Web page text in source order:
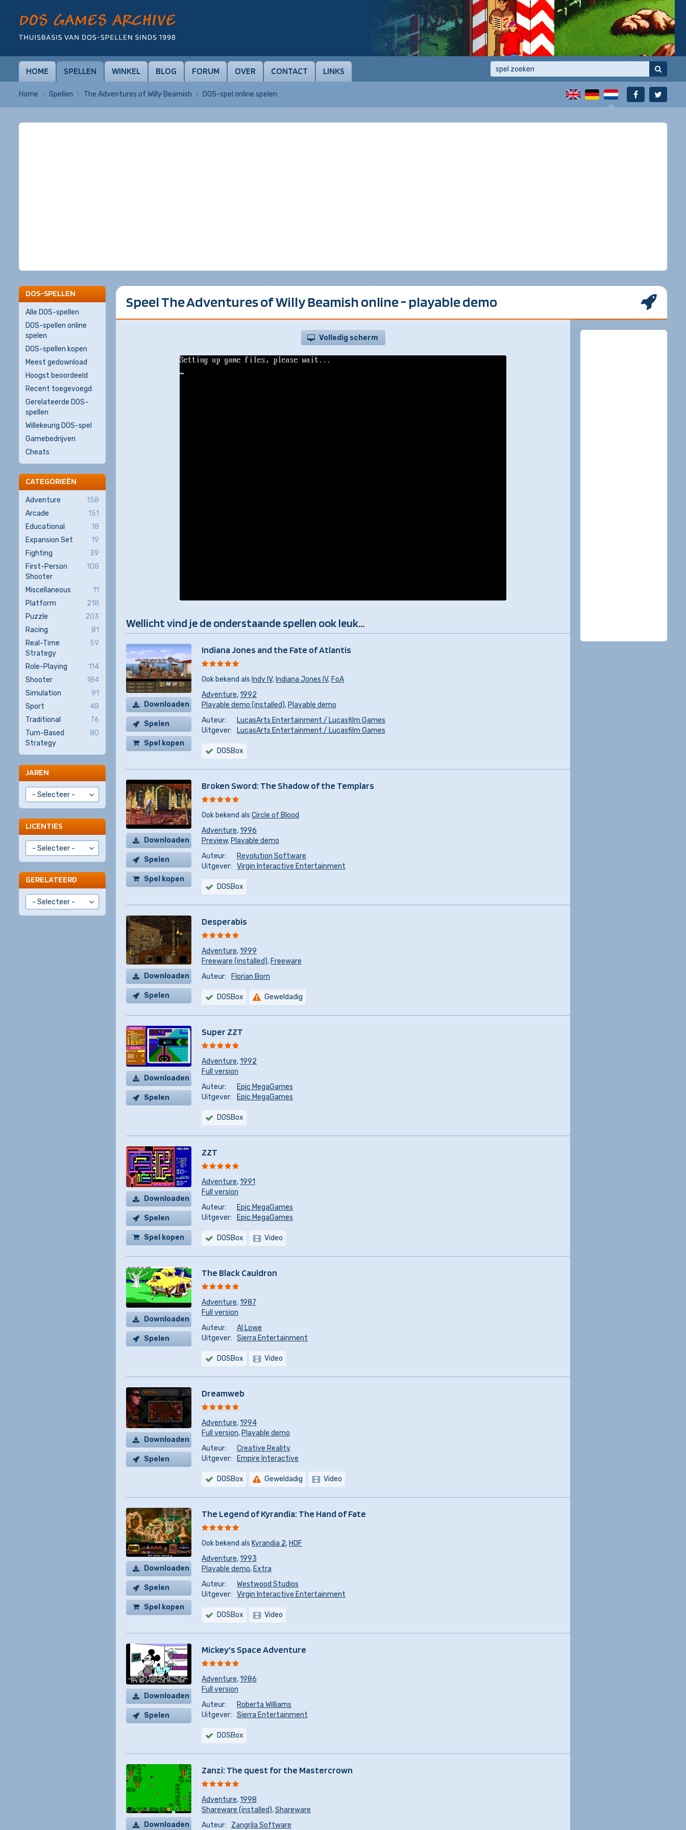
HOME SPELLEN WINKEL BLOG FORUM OVER CONTACT LINKS
Home Spellen The Adventures of Willy Beamish DOS-spel online spelen
Speel The Adventures of Willy Beamish online - playable demo
Volledig scherm
Wellicht vind je de onderstaande spellen ook leuk...
Downloaden
Spelen
Spel kopen
Indiana Jones and the Fate of Atlantis
Ook bekend als Indy IV, Indiana Jones IV, FoA
Adventure,1992
Playable demo (installed), Playable demo
Auteur:
LucasArts Entertainment / Lucasfilm Games
Uitgever:
LucasArts Entertainment / Lucasfilm Games
DOSBox
Downloaden
Spelen
Spel kopen
Broken Sword: The Shadow of the Templars
Ook bekend als Circle of Blood
Adventure,1996
Preview, Playable demo
Auteur:
Revolution Software
Uitgever:
Virgin Interactive Entertainment
DOSBox
Downloaden
Spelen
Desperabis
Adventure,1999
Freeware (installed), Freeware
Auteur:
Florian Born
DOSBox Geweldadig
Downloaden
Spelen
Super ZZT
Adventure,1992
Full version
Auteur:
Epic MegaGames
Uitgever:
Epic MegaGames
DOSBox
Downloaden
Spelen
Spel kopen
ZZT
Adventure,1991
Full version
Auteur:
Epic MegaGames
Uitgever:
Epic MegaGames
DOSBox Video
Downloaden
Spelen
The Black Cauldron
Adventure,1987
Full version
Auteur:
Al Lowe
Uitgever:
Sierra Entertainment
DOSBox Video
Downloaden
Spelen
Dreamweb
Adventure,1994
Full version, Playable demo
Auteur:
Creative Reality
Uitgever:
Empire Interactive
DOSBox Geweldadig Video
Downloaden
Spelen
Spel kopen
The Legend of Kyrandia: The Hand of Fate
Ook bekend als Kyrandia 2, HOF
Adventure,1993
Playable demo, Extra
Auteur:
Westwood Studios
Uitgever:
Virgin Interactive Entertainment
DOSBox Video
Downloaden
Spelen
Mickey's Space Adventure
Adventure,1986
Full version
Auteur:
Roberta Williams
Uitgever:
Sierra Entertainment
DOSBox
Downloaden
Zanzi: The quest for the Mastercrown
Adventure,1998
Shareware (installed),Shareware
Auteur:
Zangrila Software
DOS-SPELLEN
Alle DOS-spellen
DOS-spellen online
spelen
DOS-spellen kopen
Meest gedownload
Hoogst beoordeeld
Recent toegevoegd
Gerelateerde DOS-
spellen
Willekeurig DOS-spel
Gamebedrijven
Cheats
CATEGORIEËN
Adventure
158
Arcade
151
Educational
18
Expansion Set
19
Fighting
39
First-Person
Shooter
108
Miscellaneous
11
Platform
218
Puzzle
203
Racing
81
Real-Time
Strategy
59
Role-Playing
114
Shooter
184
Simulation
91
Sport
48
Traditional
76
Turn-Based
Strategy
80
JAREN
LICENTIES
GERELATEERD